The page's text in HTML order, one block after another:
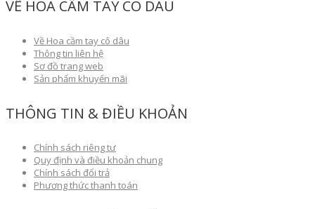
VỀ HOA CẦM TAY CÔ DÂU
Về Hoa cầm tay cô dâu
Thông tin liên hệ
Sơ đồ trang web
Sản phẩm khuyến mãi
THÔNG TIN & ĐIỀU KHOẢN
Chính sách riêng tư
Quy định và điều khoản chung
Chính sách đổi trả
Phương thức thanh toán